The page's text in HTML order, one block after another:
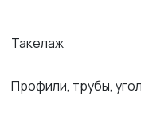
Такелаж
Профили, трубы,